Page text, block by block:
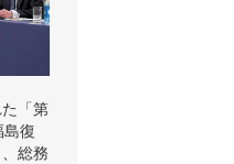
「第
島復
総務